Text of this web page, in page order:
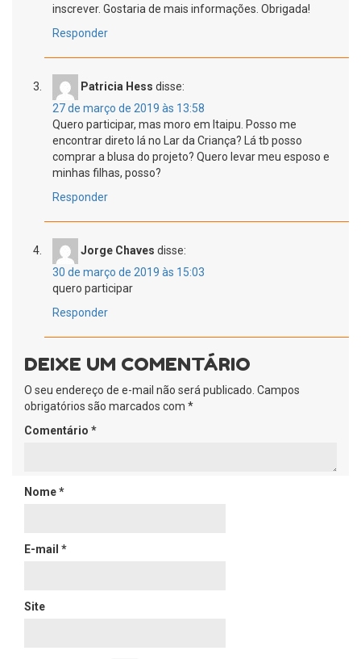
inscrever. Gostaria de mais informações. Obrigada!
Responder
Patricia Hess disse:
27 de março de 2019 às 13:58
Quero participar, mas moro em Itaipu. Posso me
encontrar direto lá no Lar da Criança? Lá tb posso
comprar a blusa do projeto? Quero levar meu esposo e
minhas filhas, posso?
Responder
Jorge Chaves disse:
30 de março de 2019 às 15:03
quero participar
Responder
DEIXE UM COMENTÁRIO
O seu endereço de e-mail não será publicado. Campos
obrigatórios são marcados com *
Comentário *
Nome*
E-mail *
Site